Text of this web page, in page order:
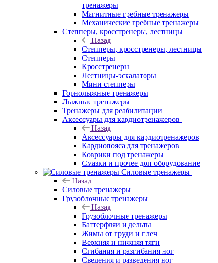
тренажеры
Магнитные гребные тренажеры
Механические гребные тренажеры
Степперы, кросстренеры, лестницы
Назад
Степперы, кросстренеры, лестницы
Степперы
Кросстренеры
Лестницы-эскалаторы
Мини степперы
Горнолыжные тренажеры
Лыжные тренажеры
Тренажеры для реабилитации
Аксессуары для кардиотренажеров
Назад
Аксессуары для кардиотренажеров
Кардиопояса для тренажеров
Коврики под тренажеры
Смазки и прочее доп оборудование
Силовые тренажеры
Назад
Силовые тренажеры
Грузоблочные тренажеры
Назад
Грузоблочные тренажеры
Баттерфляи и дельты
Жимы от груди и плеч
Верхняя и нижняя тяги
Сгибания и разгибания ног
Сведения и разведения ног